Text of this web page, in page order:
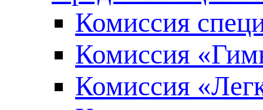
Комиссия
Комиссия
Комиссия